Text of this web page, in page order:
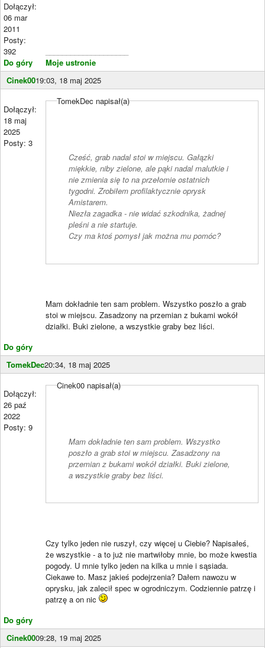
Dołączył:
06 mar
2011
Posty:
392
Do góry
Moje ustronie
Cinek0019:03, 18 maj 2025
Dołączył:
18 maj
2025
Posty: 3
Do góry
TomekDec napisał(a)
Cześć, grab nadal stoi w miejscu. Gałązki
miękkie, niby zielone, ale pąki nadal malutkie i
nie zmienia się to na przełomie ostatnich
tygodni. Zrobiłem profilaktycznie oprysk
Amistarem.
Niezła zagadka - nie widać szkodnika, żadnej
pleśni a nie startuje.
Czy ma ktoś pomysł jak można mu pomóc?
Mam dokładnie ten sam problem. Wszystko poszło a grab
stoi w miejscu. Zasadzony na przemian z bukami wokół
działki. Buki zielone, a wszystkie graby bez liści.
TomekDec20:34, 18 maj 2025
Dołączył:
26 paź
2022
Posty: 9
Do góry
Cinek00 napisał(a)
Mam dokładnie ten sam problem. Wszystko
poszło a grab stoi w miejscu. Zasadzony na
przemian z bukami wokół działki. Buki zielone,
a wszystkie graby bez liści.
Czy tylko jeden nie ruszył, czy więcej u Ciebie? Napisałeś,
że wszystkie - a to już nie martwiłoby mnie, bo może kwestia
pogody. U mnie tylko jeden na kilka u mnie i sąsiada.
Ciekawe to. Masz jakieś podejrzenia? Dałem nawozu w
oprysku, jak zalecił spec w ogrodniczym. Codziennie patrzę i
patrzę a on nic
Cinek0009:28, 19 maj 2025